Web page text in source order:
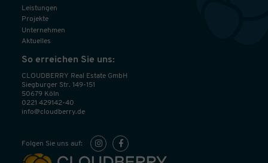
Leistungen
Projekte
Unternehmen
Aktuelles
So erreichen Sie uns:
CLOUDBERRY Real Estate GmbH
Siegburger Str. 149-151
50679 Köln
0221 429142-40
info@cloudberry.de
Folgen Sie uns auf: